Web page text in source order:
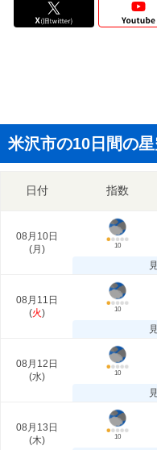
米沢市の10日間の
日付 指数
08月10日
(月 ) 10
08月11日
(火) 10
08月12日
(水) 10
08月13日
(木) 10